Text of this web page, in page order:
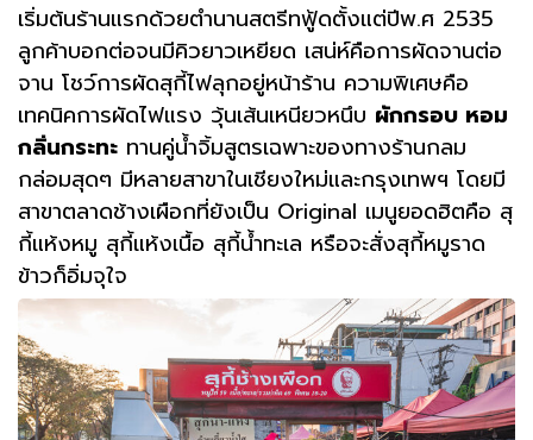
เริ่มต้นร้านแรกด้วยตำนานสตรีทฟู้ดตั้งแต่ปีพ.ศ 2535
ลูกค้าบอกต่อจนมีคิวยาวเหยียด เสน่ห์คือการผัดจานต่อ
จาน โชว์การผัดสุกี้ไฟลุกอยู่หน้าร้าน ความพิเศษคือ
เทคนิคการผัดไฟแรง วุ้นเส้นเหนียวหนึบ ผักกรอบ หอม
กลิ่นกระทะ ทานคู่น้ำจิ้มสูตรเฉพาะของทางร้านกลม
กล่อมสุดๆ มีหลายสาขาในเชียงใหม่และกรุงเทพฯ โดยมี
สาขาตลาดช้างเผือกที่ยังเป็น Original เมนูยอดฮิตคือ สุ
กี้แห้งหมู สุกี้แห้งเนื้อ สุกี้น้ำทะเล หรือจะสั่งสุกี้หมูราด
ข้าวก็อิ่มจุใจ